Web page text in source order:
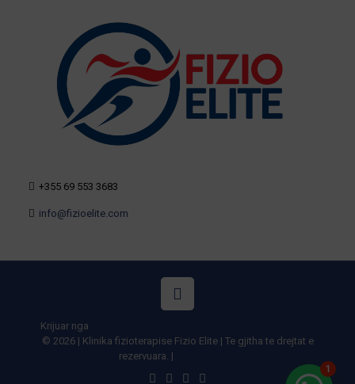
+355 69 553 3683
info@fizioelite.com
Krijuar nga
© 2026 | Klinika fizioterapise Fizio Elite | Te gjitha te drejtat e
rezervuara. |
1